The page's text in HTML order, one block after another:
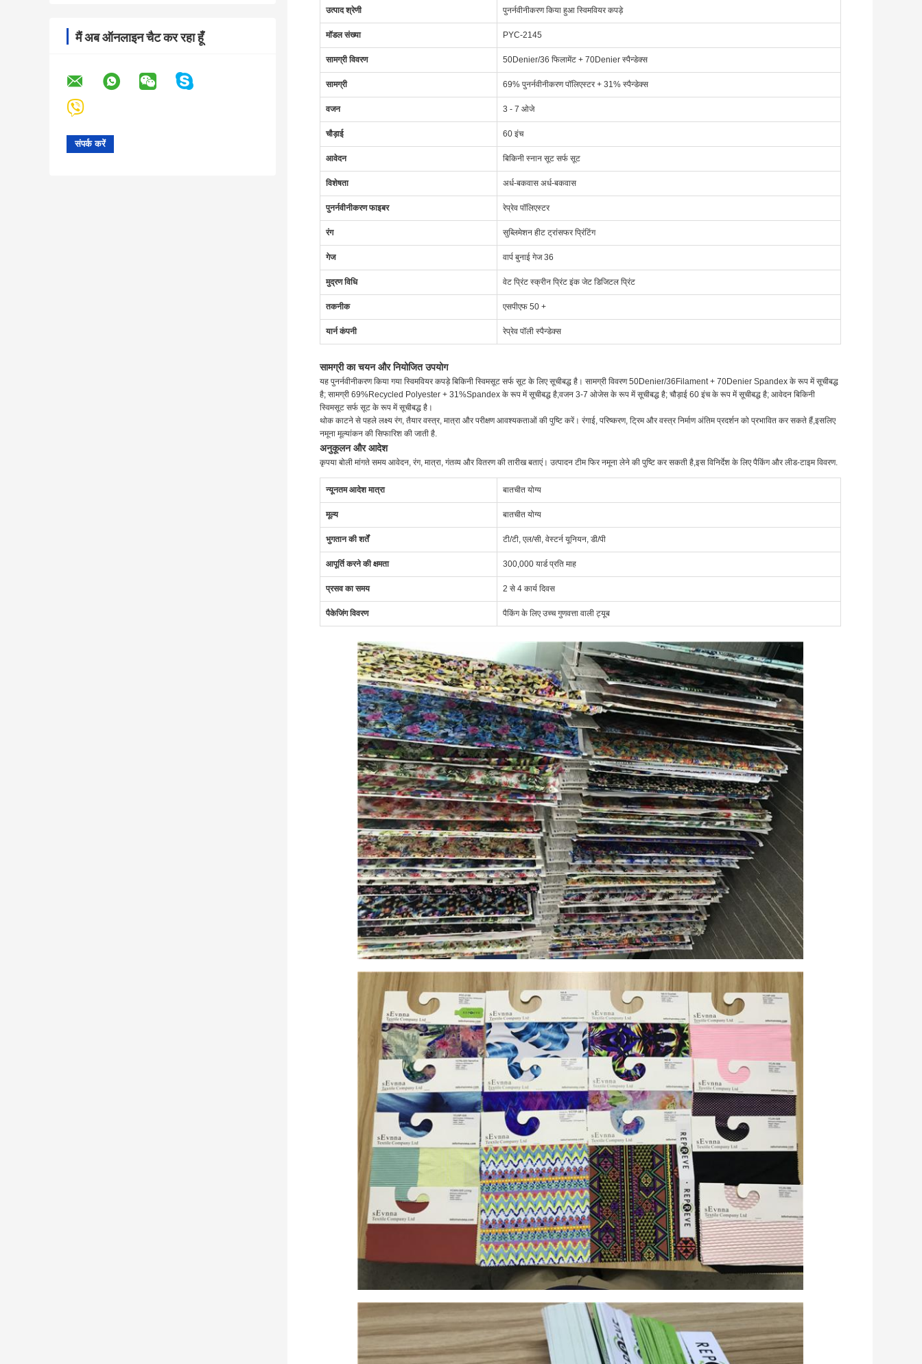
मैं अब ऑनलाइन चैट कर रहा हूँ
उत्पाद श्रेणी पुनर्नवीनीकरण किया हुआ स्विमवियर कपड़े
मॉडल संख्या PYC-2145
सामग्री विवरण 50Denier/36 फिलामेंट + 70Denier स्पैन्डेक्स
सामग्री 69% पुनर्नवीनीकरण पॉलिएस्टर + 31% स्पैन्डेक्स
वजन 3 - 7 ओजे
चौड़ाई 60 इंच
आवेदन बिकिनी स्नान सूट सर्फ सूट
विशेषता अर्ध-बकवास अर्ध-बकवास
पुनर्नवीनीकरण फाइबर रेप्रेव पॉलिएस्टर
रंग सुब्लिमेशन हीट ट्रांसफर प्रिंटिंग
गेज वार्प बुनाई गेज 36
मुद्रण विधि वेट प्रिंट स्क्रीन प्रिंट इंक जेट डिजिटल प्रिंट
तकनीक एसपीएफ 50 +
यार्न कंपनी रेप्रेव पॉली स्पैन्डेक्स
सामग्री का चयन और नियोजित उपयोग
यह पुनर्नवीनीकरण किया गया स्विमवियर कपड़े बिकिनी स्विमसूट सर्फ सूट के लिए सूचीबद्ध है। सामग्री विवरण 50Denier/36Filament + 70Denier Spandex के रूप में सूचीबद्ध
है; सामग्री 69%Recycled Polyester + 31%Spandex के रूप में सूचीबद्ध है;वजन 3-7 ओजेस के रूप में सूचीबद्ध है; चौड़ाई 60 इंच के रूप में सूचीबद्ध है; आवेदन बिकिनी
स्विमसूट सर्फ सूट के रूप में सूचीबद्ध है।
थोक काटने से पहले लक्ष्य रंग, तैयार वस्त्र, मात्रा और परीक्षण आवश्यकताओं की पुष्टि करें। रंगाई, परिष्करण, ट्रिम और वस्त्र निर्माण अंतिम प्रदर्शन को प्रभावित कर सकते हैं,इसलिए
नमूना मूल्यांकन की सिफारिश की जाती है.
अनुकूलन और आदेश
कृपया बोली मांगते समय आवेदन, रंग, मात्रा, गंतव्य और वितरण की तारीख बताएं। उत्पादन टीम फिर नमूना लेने की पुष्टि कर सकती है,इस विनिर्देश के लिए पैकिंग और लीड-टाइम विवरण.
न्यूनतम आदेश मात्रा बातचीत योग्य
मूल्य बातचीत योग्य
भुगतान की शर्तें टी/टी, एल/सी, वेस्टर्न यूनियन, डी/पी
आपूर्ति करने की क्षमता 300,000 यार्ड प्रति माह
प्रसव का समय 2 से 4 कार्य दिवस
पैकेजिंग विवरण पैकिंग के लिए उच्च गुणवत्ता वाली ट्यूब